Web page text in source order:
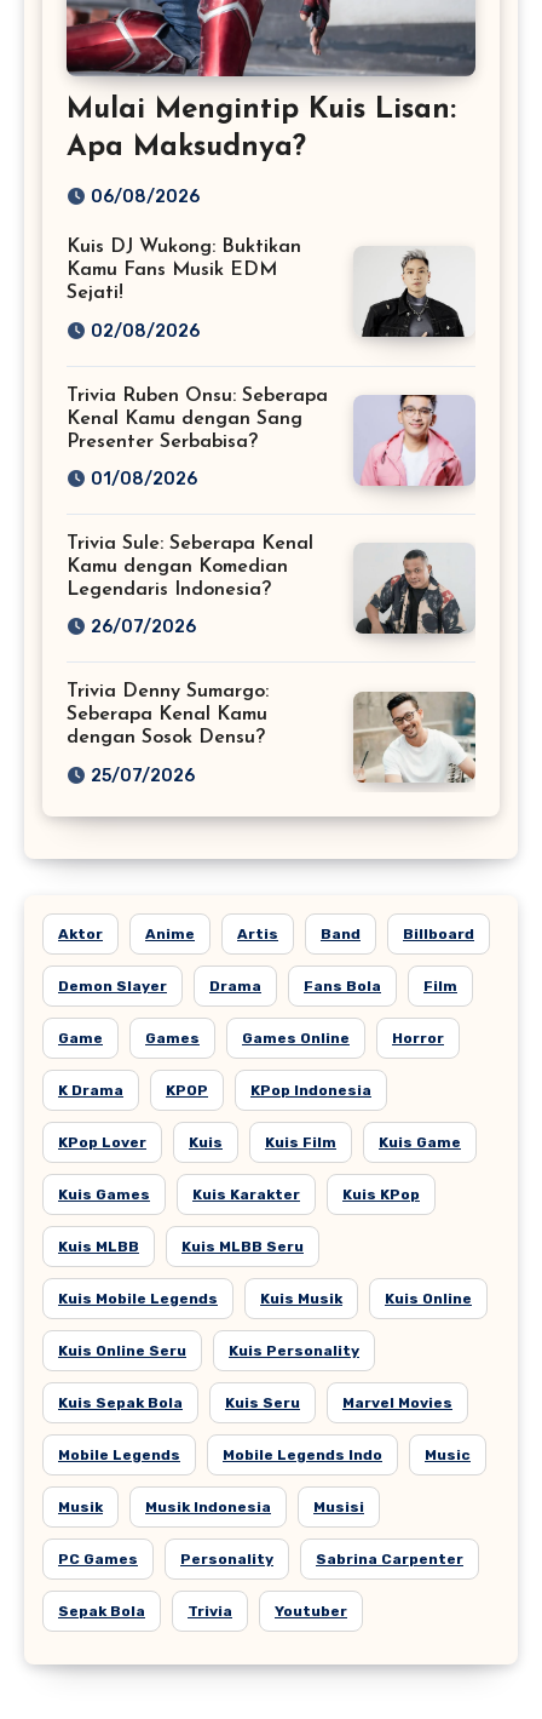
Mulai Mengintip Kuis Lisan:
Apa Maksudnya?
06/08/2026
Kuis DJ Wukong: Buktikan
Kamu Fans Musik EDM
Sejati!
02/08/2026
Trivia Ruben Onsu: Seberapa
Kenal Kamu dengan Sang
Presenter Serbabisa?
01/08/2026
Trivia Sule: Seberapa Kenal
Kamu dengan Komedian
Legendaris Indonesia?
26/07/2026
Trivia Denny Sumargo:
Seberapa Kenal Kamu
dengan Sosok Densu?
25/07/2026
Aktor Anime Artis Band Billboard
Demon Slayer Drama Fans Bola Film
Game Games Games Online Horror
K Drama KPOP KPop Indonesia
KPop Lover Kuis Kuis Film Kuis Game
Kuis Games Kuis Karakter Kuis KPop
Kuis MLBB Kuis MLBB Seru
Kuis Mobile Legends Kuis Musik Kuis Online
Kuis Online Seru Kuis Personality
Kuis Sepak Bola Kuis Seru Marvel Movies
Mobile Legends Mobile Legends Indo Music
Musik Musik Indonesia Musisi
PC Games Personality Sabrina Carpenter
Sepak Bola Trivia Youtuber